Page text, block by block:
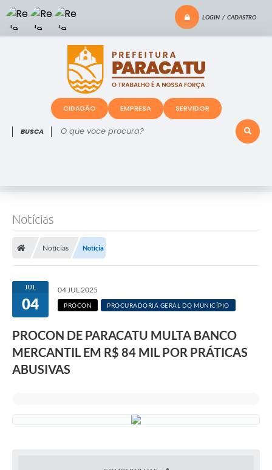
LOGIN / CADASTRO
O que voce procura?
CIDADÃO EMPRESA SERVIDOR
Notícias
Notícias Notícia
JUL
04
04 JUL 2025
PROCON PROCURADORIA GERAL DO MUNICÍPIO
PROCON DE PARACATU MULTA BANCO
MERCANTIL EM R$ 84 MIL POR PRÁTICAS
ABUSIVAS